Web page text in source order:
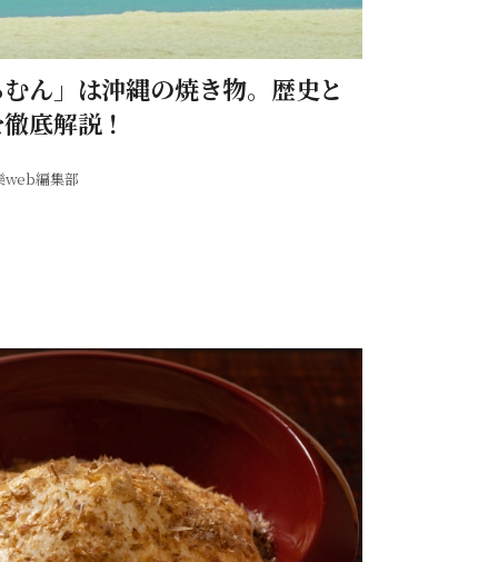
ん」は沖縄の焼き物。歴史と
底解説！
web編集部